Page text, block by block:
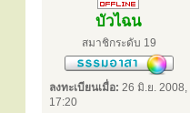
บัวไฉน
สมาชิกระดับ 19
ลงทะเบียนเมื่อ: 26 มิ.ย. 2008,
17:20